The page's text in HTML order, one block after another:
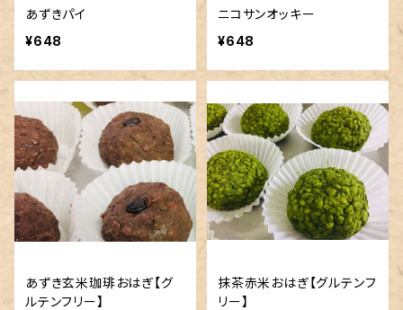
あずきパイ
¥648
ニコサンオッキー
¥648
あずき玄米珈琲おはぎ【グ
ルテンフリー】
抹茶赤米おはぎ【グルテンフ
リー】